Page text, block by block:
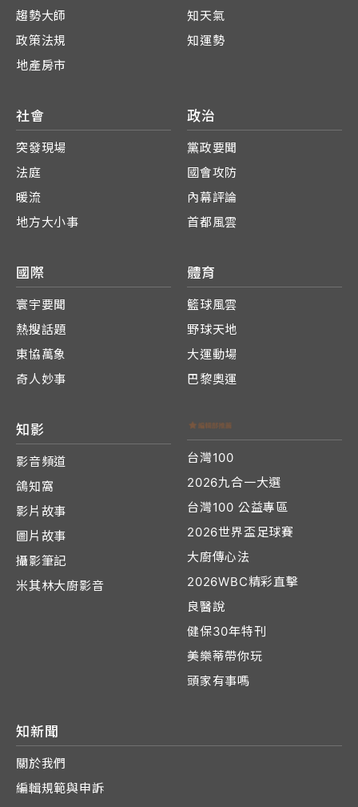
趨勢大師
政策法規
地產房市
知天氣
知運勢
社會
突發現場
法庭
暖流
地方大小事
政治
黨政要聞
國會攻防
內幕評論
首都風雲
國際
寰宇要聞
熱搜話題
東協萬象
奇人妙事
體育
籃球風雲
野球天地
大運動場
巴黎奧運
知影
影音頻道
鴿知窩
影片故事
圖片故事
攝影筆記
米其林大廚影音
台灣100
2026九合一大選
台灣100 公益專區
2026世界盃足球賽
大廚傳心法
2026WBC精彩直擊
良醫說
健保30年特刊
美樂蒂帶你玩
頭家有事嗎
知新聞
關於我們
編輯規範與申訴